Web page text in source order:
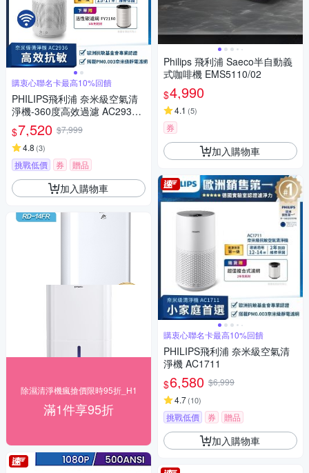
購衷心聯名卡最高10%回饋
PHILIPS飛利浦 奈米級空氣清
淨機-360度高效過濾 AC2936
適用17坪
$7,520 $7,999
4.8 (3)
挑戰低價 券 贈品
加入購物車
除濕清淨機瘋搶價限時95折_H1
滿1件享95折
Philips 飛利浦 Saeco半自動義
式咖啡機 EMS5110/02
$4,990
4.1 (5)
券
加入購物車
購衷心聯名卡最高10%回饋
PHILIPS飛利浦 奈米級空氣清
淨機 AC1711
$6,580 $6,999
4.7(10)
挑戰低價 券 贈品
加入購物車